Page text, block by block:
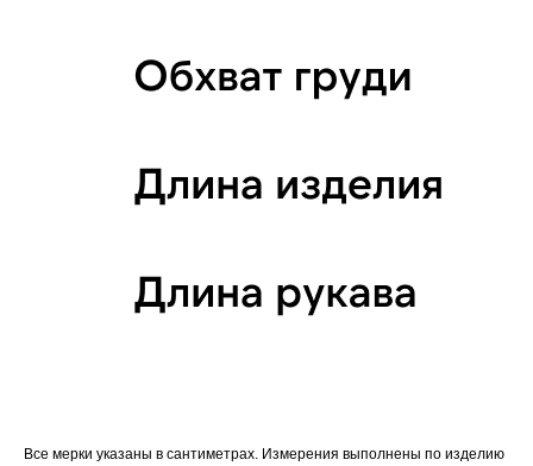
Все мерки указаны в сантиметрах. Измерения выполнены по изделию